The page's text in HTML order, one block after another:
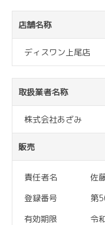
店舗名称
ディスワン上尾店
取扱業者名称
株式会社あざみ
販売
責任者名
佐
登録番号
第
有効期限
令